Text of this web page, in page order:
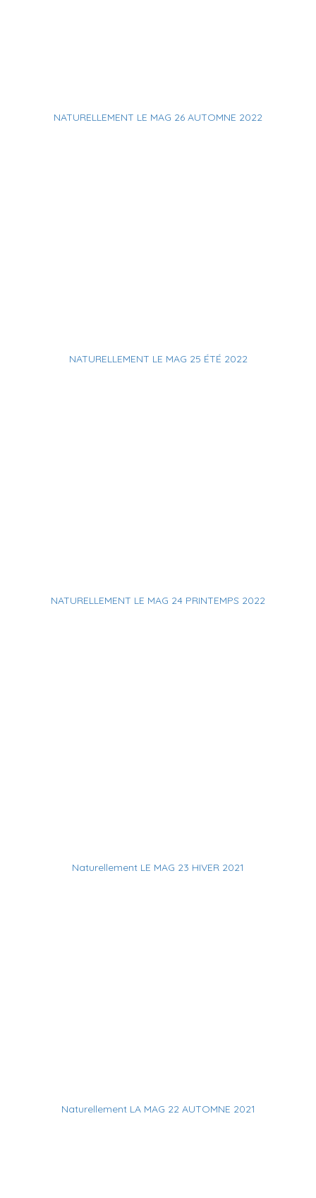
NATURELLEMENT LE MAG 26 AUTOMNE 2022
NATURELLEMENT LE MAG 25 ÉTÉ 2022
NATURELLEMENT LE MAG 24 PRINTEMPS 2022
Naturellement LE MAG 23 HIVER 2021
Naturellement LA MAG 22 AUTOMNE 2021